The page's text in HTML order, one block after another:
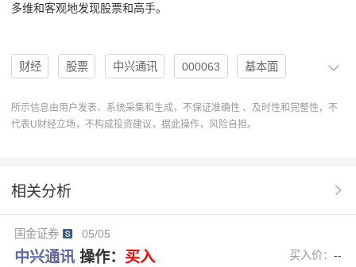
多维和客观地发现股票和高手。
财经 股票 中兴通讯 000063 基本面
机构 分析 研发投入 行业周期 买入评级
长期竞争力
智算市场 运营商市场
所示信息由用户发表、系统采集和生成，不保证准确性 、及时性和完整性，不
代表U财经立场，不构成投资建议，据此操作，风险自担。
相关分析
国金证券 05/05
中兴通讯 操作： 买入 买入价：--